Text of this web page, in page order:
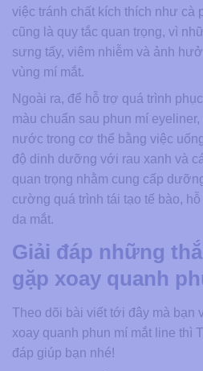
việc tránh chất kích thích như cà
cũng là quy tắc quan trọng, vì
sưng tấy, viêm nhiễm và ảnh
vùng mí mắt.
Ngoài ra, để hỗ trợ quá trình
màu chuẩn sau phun mí
nước trong cơ thể bằng việc
độ dinh dưỡng với rau xanh và
quan trọng nhằm cung cấp
cường quá trình tái tạo tế bào,
da mắt.
Giải đáp những
gặp xoay quanh
Theo dõi bài viết tới đây mà bạn
xoay quanh phun mí mắt line thì
đáp giúp bạn nhé!